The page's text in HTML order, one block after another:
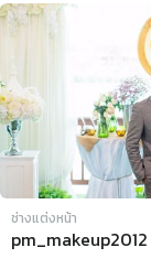
Slide 1 of 4
ช่างแต่งหน้า
pm_makeup2012